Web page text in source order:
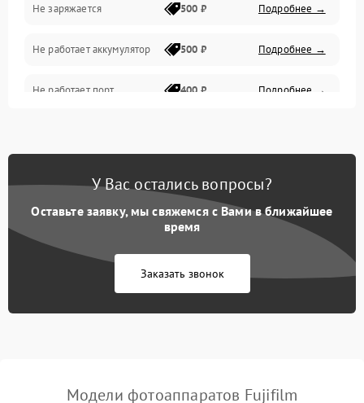
Объективы
Программные сбои
Коммуникации и интерфейсы
Не заряжается 500 ₽ Подробнее →
Не работает аккумулятор 500 ₽ Подробнее →
Не работает порт 400 ₽ Подробнее →
У Вас остались вопросы?
Оставьте заявку, мы свяжемся с Вами в ближайшее
время
Заказать звонок
Модели фотоаппаратов Fujifilm